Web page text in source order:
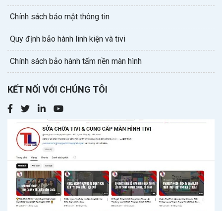
Chính sách bảo mật thông tin
Quy định bảo hành linh kiện và tivi
Chính sách bảo hành tấm nền màn hình
KẾT NỐI VỚI CHÚNG TÔI